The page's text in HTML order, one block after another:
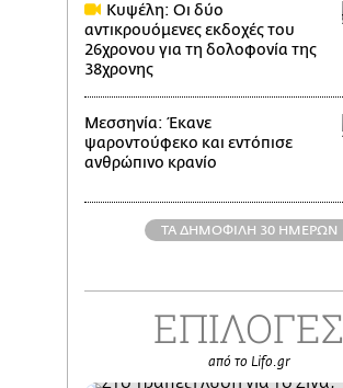
Κυψέλη: Οι δύο
αντικρουόμενες εκδοχές του
26χρονου για τη δολοφονία της
38χρονης
Μεσσηνία: Έκανε
ψαροντούφεκο και εντόπισε
ανθρώπινο κρανίο
ΤΑ ΔΗΜΟΦΙΛΗ 30 ΗΜΕΡΩΝ
ΕΠΙΛΟΓΕΣ
από το Lifo.gr